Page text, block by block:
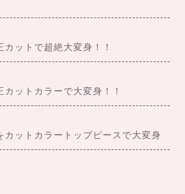
ットで超絶大変身！！
ットカラーで大変身！！
カットカラートップピースで大変身